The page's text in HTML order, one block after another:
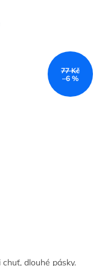
77 Kč
–6 %
dlouhé pásky.